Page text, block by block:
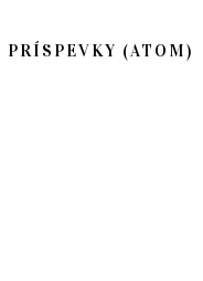
PRÍSPEVKY (ATOM)